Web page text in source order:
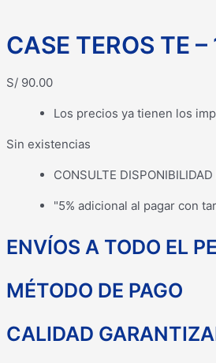
CASE TEROS TE
S/ 90.00
Los precios ya tienen los
Sin existencias
CONSULTE
"5% adicional al pagar con
ENVÍOS A TODO EL
MÉTODO DE PAGO
CALIDAD